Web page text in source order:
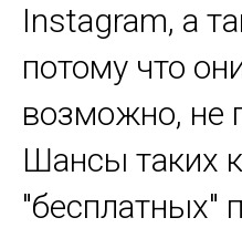
Instagram, а
потому что
возможно, не
Шансы таких
"бесплатных"